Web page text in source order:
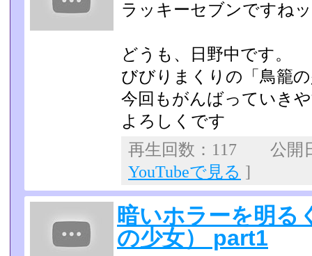
ラッキーセブンですね
どうも、日野中です。
びびりまくりの「鳥籠
今回もがんばっていき
よろしくです
再生回数：117 公開
YouTubeで見る ]
暗いホラーを明る
の少女） part1